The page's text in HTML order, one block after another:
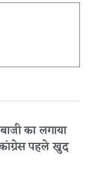
का लगाया
पहले खुद